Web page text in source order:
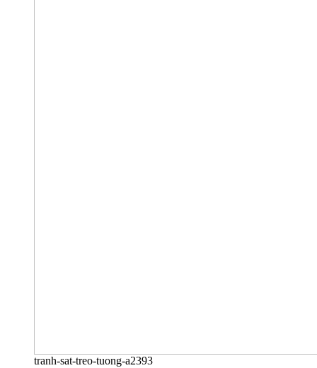
tranh-sat-treo-tuong-a2393